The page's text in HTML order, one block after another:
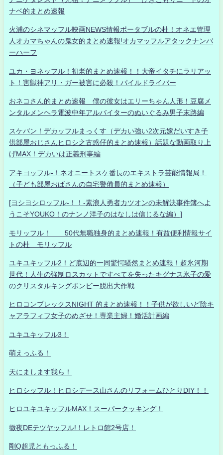
ナベ的まとめ速報
火浦のシネマッフル映画NEWS情報ポータブルの杜！オネエ管理
人オカマちゃんの鬼女的まとめ速報!オカマッフルアタックナンバ
ーハーフ
ユカ・ヨネッフル！初老的まとめ速報！！大帝イタチにラリアッ
ト！害獣神アリ・ガー被害に必殺！パイルドライバー
おネコさん的まとめ速報 僕の彼女はエリーちゃん人形！豆腐メ
ンタルメンヘラ電波中年アルバイターのぬいぐるみ男子末路編
スケバン！デカッフルまっくす（デカい強い2次元嫁だいすき子
供部屋おじさんヒロシ之古惑仔的まとめ速報）話題な動画取り上
げMAX！デカいは正義刑事編
アキヨッフル-！ネオニートスケ番長のエキストラ芸能情報局！
（子ども部屋おばさんの自宅警備員的まとめ速報）
[ヨシヨシロッフル-！！-素浪人勇者カツオンの未解決事件簿へよ
うこそYOUKO！のナンノ洋子のはなしは信じるな編）]
モリッフル！ 50代無職独身的まとめ速報！有益便利情報サイ
トの杜 モリッフル
ユキユキッフル2！ど底辺的一同驚愕騒然まとめ速報！超氷河期
世代！人生の強制ロスカットですべてを失ったキグナス氷子の愛
のクリスタルキングボンビー脱出大作戦
ヒロコンプレックスNIGHT 的まとめ速報！！子供が欲しいど陰キ
ャアラフィフ女子のめざせ！専業主婦！婚活計画編
ユキユキッフル3！
萌えっふる！
天にまします我ら！
ヒロシッフル！ヒロシデース山さんのリフォームひとりDIY！！
ヒロユキユキッフルMAX！スーパークッキング！
徹夜DEテツヤッフル!！レトロ館2号店！
剛Q超児ともっふる！